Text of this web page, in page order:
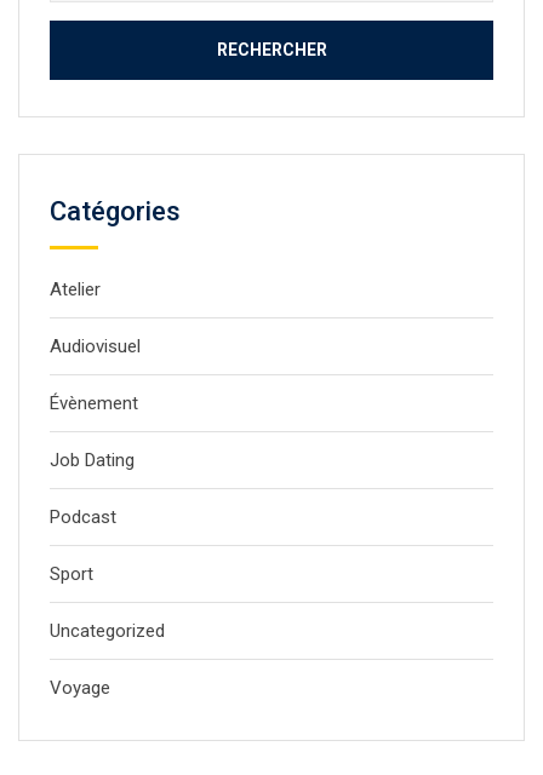
Catégories
Atelier
Audiovisuel
Évènement
Job Dating
Podcast
Sport
Uncategorized
Voyage